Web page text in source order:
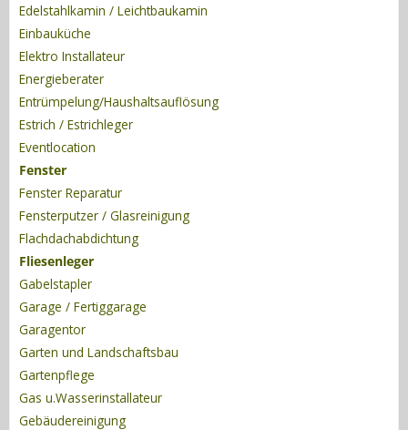
Edelstahlkamin / Leichtbaukamin
Einbauküche
Elektro Installateur
Energieberater
Entrümpelung/Haushaltsauflösung
Estrich / Estrichleger
Eventlocation
Fenster
Fenster Reparatur
Fensterputzer / Glasreinigung
Flachdachabdichtung
Fliesenleger
Gabelstapler
Garage / Fertiggarage
Garagentor
Garten und Landschaftsbau
Gartenpflege
Gas u.Wasserinstallateur
Gebäudereinigung